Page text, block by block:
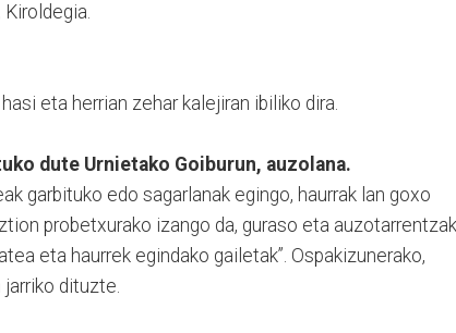
eta herrian zehar kalejiran ibiliko dira.
dute Urnietako Goiburun, auzolana.
garbituko edo sagarlanak egingo, haurrak lan goxo
probetxurako izango da, guraso eta
eta haurrek egindako gailetak”. Ospakizunerako,
jarriko dituzte.